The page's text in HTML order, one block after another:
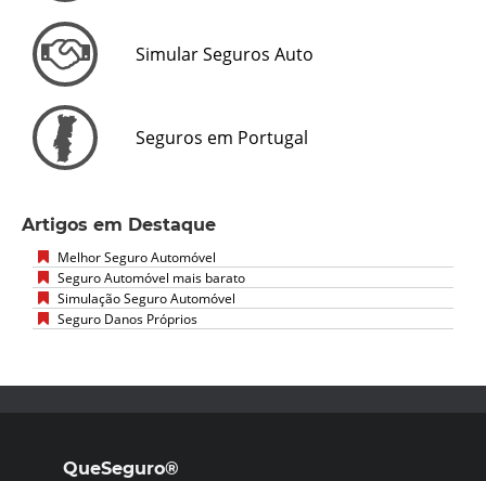
Simular Seguros Auto
Seguros em Portugal
Artigos em Destaque
Melhor Seguro Automóvel
Seguro Automóvel mais barato
Simulação Seguro Automóvel
Seguro Danos Próprios
QueSeguro®